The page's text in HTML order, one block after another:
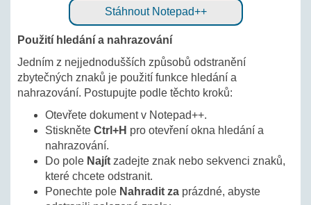
Stáhnout Notepad++
Použití hledání a nahrazování
Jedním z nejjednodušších způsobů odstranění
zbytečných znaků je použití funkce hledání a
nahrazování. Postupujte podle těchto kroků:
Otevřete dokument v Notepad++.
Stiskněte Ctrl+H pro otevření okna hledání a
nahrazování.
Do pole Najít zadejte znak nebo sekvenci znaků,
které chcete odstranit.
Ponechte pole Nahradit za prázdné, abyste